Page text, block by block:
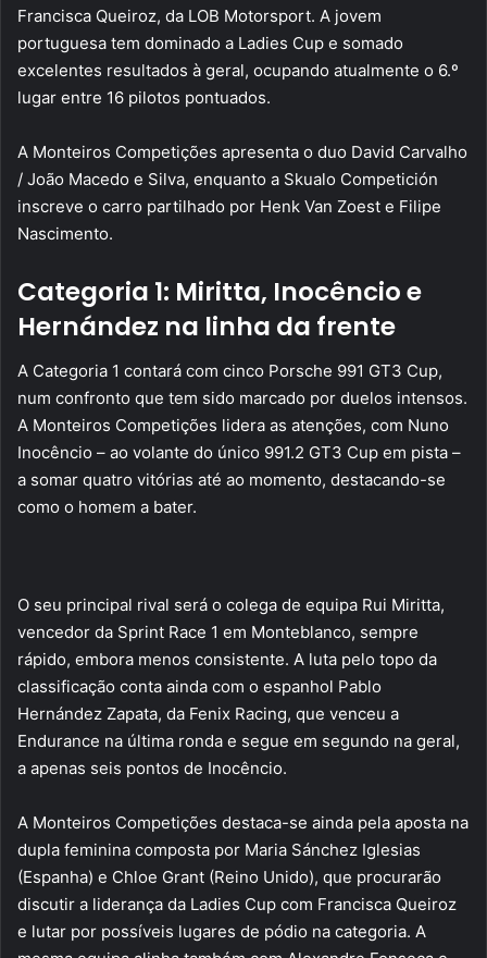
Francisca Queiroz, da LOB Motorsport. A jovem
portuguesa tem dominado a Ladies Cup e somado
excelentes resultados à geral, ocupando atualmente o 6.º
lugar entre 16 pilotos pontuados.
A Monteiros Competições apresenta o duo David Carvalho
/ João Macedo e Silva, enquanto a Skualo Competición
inscreve o carro partilhado por Henk Van Zoest e Filipe
Nascimento.
Categoria 1: Miritta, Inocêncio e
Hernández na linha da frente
A Categoria 1 contará com cinco Porsche 991 GT3 Cup,
num confronto que tem sido marcado por duelos intensos.
A Monteiros Competições lidera as atenções, com Nuno
Inocêncio – ao volante do único 991.2 GT3 Cup em pista –
a somar quatro vitórias até ao momento, destacando-se
como o homem a bater.
O seu principal rival será o colega de equipa Rui Miritta,
vencedor da Sprint Race 1 em Monteblanco, sempre
rápido, embora menos consistente. A luta pelo topo da
classificação conta ainda com o espanhol Pablo
Hernández Zapata, da Fenix Racing, que venceu a
Endurance na última ronda e segue em segundo na geral,
a apenas seis pontos de Inocêncio.
A Monteiros Competições destaca-se ainda pela aposta na
dupla feminina composta por Maria Sánchez Iglesias
(Espanha) e Chloe Grant (Reino Unido), que procurarão
discutir a liderança da Ladies Cup com Francisca Queiroz
e lutar por possíveis lugares de pódio na categoria. A